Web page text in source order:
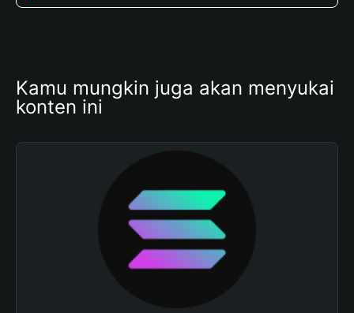
Kamu mungkin juga akan menyukai
konten ini